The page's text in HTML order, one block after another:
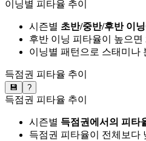
이닝별 피타율 추이
시즌별 초반/중반/후반 이닝
후반 이닝 피타율이 높으
이닝별 패턴으로 스태미나
득점권 피타율 추이
💾 ?
득점권 피타율 추이
시즌별 득점권에서의 피타
득점권 피타율이 전체보다